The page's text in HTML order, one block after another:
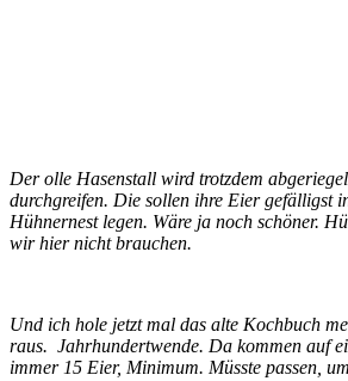
Der olle Hasenstall wird trotzdem
durchgreifen. Die sollen ihre Eier gefälligst
Hühnernest legen. Wäre ja noch schöner.
wir hier nicht brauchen.
Und ich hole jetzt mal das alte Kochbuch
raus. Jahrhundertwende. Da kommen auf
immer 15 Eier, Minimum. Müsste passen,